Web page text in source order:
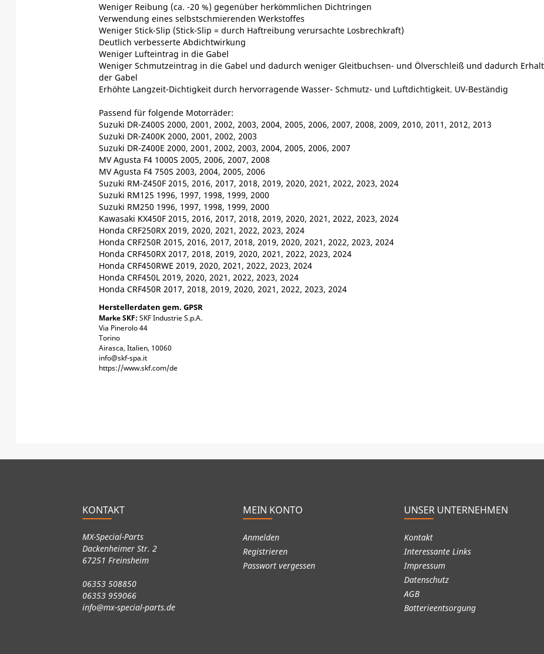
Weniger Reibung (ca. -20 %) gegenüber herkömmlichen Dichtringen
Verwendung eines selbstschmierenden Werkstoffes
Weniger Stick-Slip (Stick-Slip = durch Haftreibung verursachte Losbrechkraft)
Deutlich verbesserte Abdichtwirkung
Weniger Lufteintrag in die Gabel
Weniger Schmutzeintrag in die Gabel und dadurch weniger Gleitbuchsen- und Ölverschleiß und dadurch
der Gabel
Erhöhte Langzeit-Dichtigkeit durch hervorragende Wasser- Schmutz- und Luftdichtigkeit. UV-Beständig
Passend für folgende Motorräder:
Suzuki DR-Z400S 2000, 2001, 2002, 2003, 2004, 2005, 2006, 2007, 2008, 2009, 2010, 2011, 2012, 2013
Suzuki DR-Z400K 2000, 2001, 2002, 2003
Suzuki DR-Z400E 2000, 2001, 2002, 2003, 2004, 2005, 2006, 2007
MV Agusta F4 1000S 2005, 2006, 2007, 2008
MV Agusta F4 750S 2003, 2004, 2005, 2006
Suzuki RM-Z450F 2015, 2016, 2017, 2018, 2019, 2020, 2021, 2022, 2023, 2024
Suzuki RM125 1996, 1997, 1998, 1999, 2000
Suzuki RM250 1996, 1997, 1998, 1999, 2000
Kawasaki KX450F 2015, 2016, 2017, 2018, 2019, 2020, 2021, 2022, 2023, 2024
Honda CRF250RX 2019, 2020, 2021, 2022, 2023, 2024
Honda CRF250R 2015, 2016, 2017, 2018, 2019, 2020, 2021, 2022, 2023, 2024
Honda CRF450RX 2017, 2018, 2019, 2020, 2021, 2022, 2023, 2024
Honda CRF450RWE 2019, 2020, 2021, 2022, 2023, 2024
Honda CRF450L 2019, 2020, 2021, 2022, 2023, 2024
Honda CRF450R 2017, 2018, 2019, 2020, 2021, 2022, 2023, 2024
Herstellerdaten gem. GPSR
Marke SKF: SKF Industrie S.p.A.
Via Pinerolo 44
Torino
Airasca, Italien, 10060
info@skf-spa.it
https://www.skf.com/de
KONTAKT
MX-Special-Parts
Dackenheimer Str. 2
67251 Freinsheim
06353 508850
06353 959066
info@mx-special-parts.de
MEIN KONTO
Anmelden
Registrieren
Passwort vergessen
UNSER UNTERNEHMEN
Kontakt
Interessante Links
Impressum
Datenschutz
AGB
Batterieentsorgung